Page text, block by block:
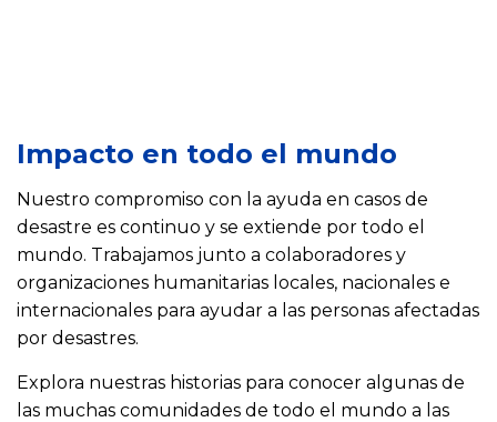
Impacto en todo el mundo
Nuestro compromiso con la ayuda en casos de
desastre es continuo y se extiende por todo el
mundo. Trabajamos junto a colaboradores y
organizaciones humanitarias locales, nacionales e
internacionales para ayudar a las personas afectadas
por desastres.
Explora nuestras historias para conocer algunas de
las muchas comunidades de todo el mundo a las